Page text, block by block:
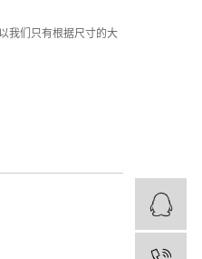
我们只有根据尺寸的大